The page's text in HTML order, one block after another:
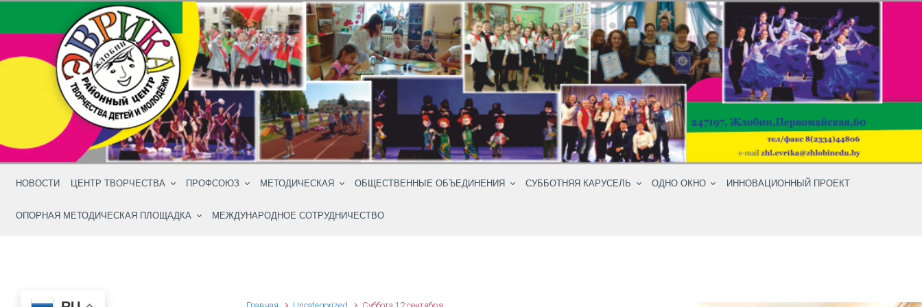
Skip to main content
НОВОСТИ ЦЕНТР ТВОРЧЕСТВА ПРОФСОЮЗ МЕТОДИЧЕСКАЯ ОБЩЕСТВЕННЫЕ ОБЪЕДИНЕНИЯ СУББОТНЯЯ КАРУСЕЛЬ ОДНО ОКНО ИННОВАЦИОННЫЙ ПРОЕКТ
ОПОРНАЯ МЕТОДИЧЕСКАЯ ПЛОЩАДКА МЕЖДУНАРОДНОЕ СОТРУДНИЧЕСТВО